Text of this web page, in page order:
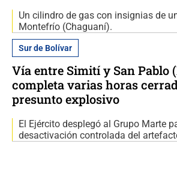
Un cilindro de gas con insignias de
Montefrío (Chaguaní).
Sur de Bolívar
Vía entre Simití y San Pablo
completa varias horas
presunto explosivo
El Ejército desplegó al Grupo Marte
desactivación controlada del